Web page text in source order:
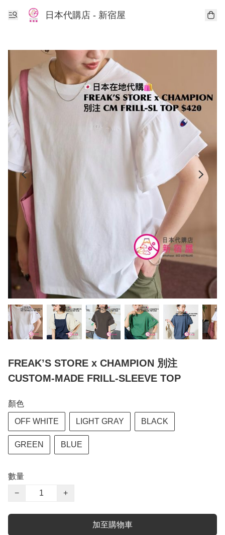
日本代購店 - 新宿屋
FREAK’S STORE x CHAMPION 別注
CUSTOM-MADE FRILL-SLEEVE TOP
顏色
OFF WHITE LIGHT GRAY BLACK
GREEN BLUE
數量
−
+
加至購物車